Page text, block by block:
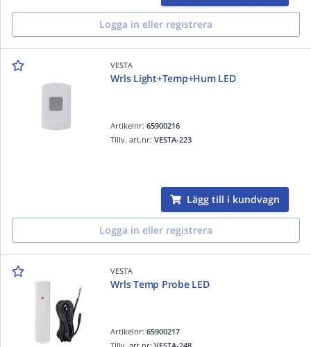
Logga in eller registrera
VESTA
Wrls Light+Temp+Hum LED
Artikelnr:65900216
Tillv. art.nr:VESTA-223
Lägg till i kundvagn
Logga in eller registrera
VESTA
Wrls Temp Probe LED
Artikelnr:65900217